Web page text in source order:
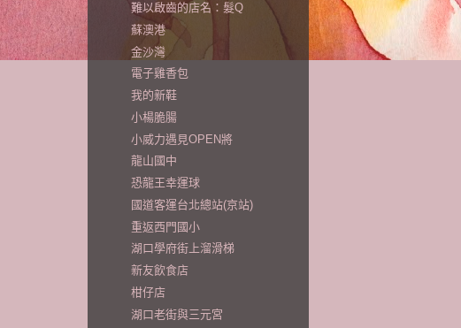
難以啟齒的店名：髮Q
蘇澳港
金沙灣
電子雞香包
我的新鞋
小楊脆腸
小威力遇見OPEN將
龍山國中
恐龍王幸運球
國道客運台北總站(京站)
重返西門國小
湖口學府街上溜滑梯
新友飲食店
柑仔店
湖口老街與三元宮